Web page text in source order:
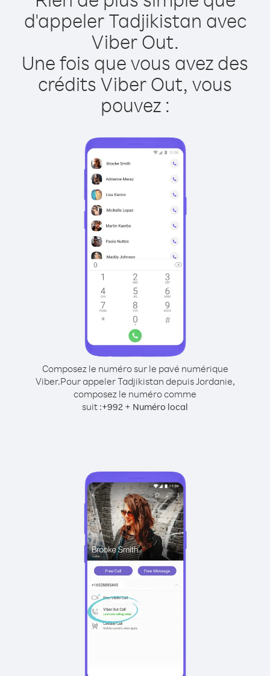
d'appeler Tadjikistan avec
Viber Out.
Une fois que vous avez des
crédits Viber Out, vous
pouvez :
Composez le numéro sur le pavé numérique
Viber.Pour appeler Tadjikistan depuis Jordanie,
composez le numéro comme
suit :+992 + Numéro local